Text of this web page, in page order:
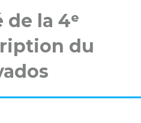
de la 4ᵉ
du